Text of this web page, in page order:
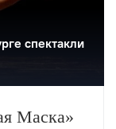
спектакли
Маска»